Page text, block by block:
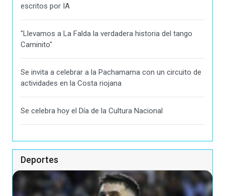
escritos por IA
"Llevamos a La Falda la verdadera historia del tango
Caminito"
Se invita a celebrar a la Pachamama con un circuito de
actividades en la Costa riojana
Se celebra hoy el Día de la Cultura Nacional
Deportes